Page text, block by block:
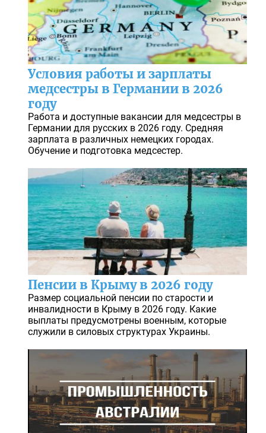
Условия работы и зарплаты
медсестры в Германии в 2026
году
Работа и доступные вакансии для медсестры в
Германии для русских в 2026 году. Средняя
зарплата в различных немецких городах.
Обучение и подготовка медсестер.
Пенсии в Крыму в 2026 году
Размер социальной пенсии по старости и
инвалидности в Крыму в 2026 году. Какие
выплаты предусмотрены военным, которые
служили в силовых структурах Украины.